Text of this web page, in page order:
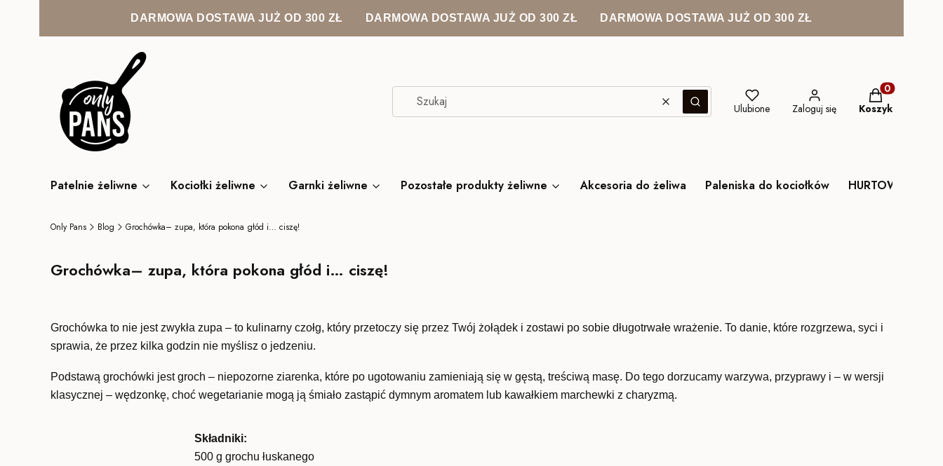
DARMOWA DOSTAWA JUŻ OD 300 ZŁ DARMOWA DOSTAWA JUŻ OD 300 ZŁ DARMOWA DOSTAWA JUŻ OD 300 ZŁ
WyczyśćSzukaj Ulubione Zaloguj się
Produkty w
Koszyk
Patelnie żeliwne Kociołki żeliwne Garnki żeliwne Pozostałe produkty żeliwne Akcesoria do żeliwa Paleniska do kociołków HURTOWNIA
Only Pans Blog Grochówka– zupa, która pokona głód i… ciszę!
Grochówka– zupa, która pokona głód i… ciszę!
Grochówka to nie jest zwykła zupa – to kulinarny czołg, który przetoczy się przez Twój żołądek i zostawi po sobie długotrwałe wrażenie. To danie, które rozgrzewa, syci i
sprawia, że przez kilka godzin nie myślisz o jedzeniu.
Podstawą grochówki jest groch – niepozorne ziarenka, które po ugotowaniu zamieniają się w gęstą, treściwą masę. Do tego dorzucamy warzywa, przyprawy i – w wersji
klasycznej – wędzonkę, choć wegetarianie mogą ją śmiało zastąpić dymnym aromatem lub kawałkiem marchewki z charyzmą.
Składniki:
500 g grochu łuskanego